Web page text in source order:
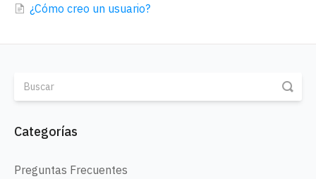
¿Cómo creo un usuario?
Categorías
Preguntas Frecuentes